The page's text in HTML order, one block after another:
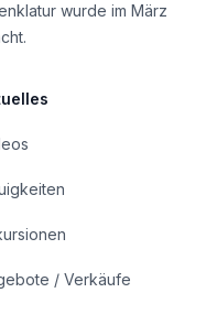
wurde im März
/ Verkäufe